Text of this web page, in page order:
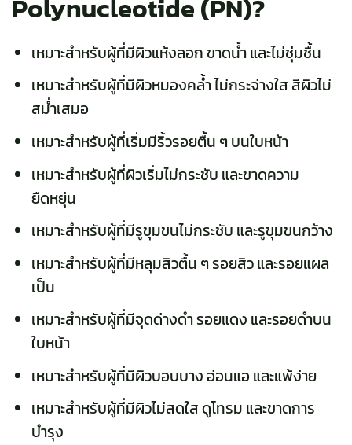
Polynucleotide (PN)?
เหมาะสำหรับผู้ที่มีผิวแห้งลอก ขาดน้ำ และไม่ชุ่มชื้น
เหมาะสำหรับผู้ที่มีผิวหมองคล้ำ ไม่กระจ่างใส สีผิวไม่
สม่ำเสมอ
เหมาะสำหรับผู้ที่เริ่มมีริ้วรอยตื้น ๆ บนใบหน้า
เหมาะสำหรับผู้ที่ผิวเริ่มไม่กระชับ และขาดความ
ยืดหยุ่น
เหมาะสำหรับผู้ที่มีรูขุมขนไม่กระชับ และรูขุมขนกว้าง
เหมาะสำหรับผู้ที่มีหลุมสิวตื้น ๆ รอยสิว และรอยแผล
เป็น
เหมาะสำหรับผู้ที่มีจุดด่างดำ รอยแดง และรอยดำบน
ใบหน้า
เหมาะสำหรับผู้ที่มีผิวบอบบาง อ่อนแอ และแพ้ง่าย
เหมาะสำหรับผู้ที่มีผิวไม่สดใส ดูโทรม และขาดการ
บำรุง